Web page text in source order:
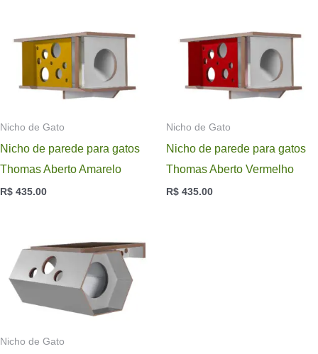
Nicho de Gato
Nicho de parede para gatos
Thomas Aberto Amarelo
R$ 435.00
Nicho de Gato
Nicho de parede para gatos
Thomas Aberto Vermelho
R$ 435.00
Nicho de Gato